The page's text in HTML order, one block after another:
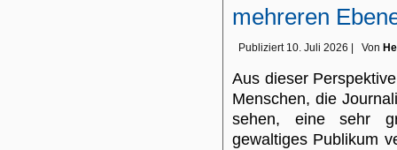
mehreren
Publiziert 10. Juli 2026 Von
Aus dieser
Menschen, die
sehen, eine sehr
gewaltiges Publikum